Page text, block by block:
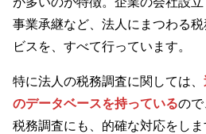
事業承継など、法人にまつわる
ビスを、すべて行っています。
特に法人の税務調査に関しては、
のデータベースを持っているので
税務調査にも、的確な対応をしま